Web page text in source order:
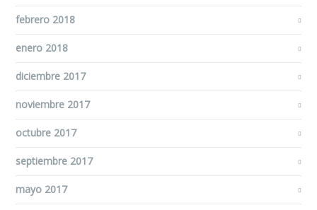
febrero 2018
enero 2018
diciembre 2017
noviembre 2017
octubre 2017
septiembre 2017
mayo 2017